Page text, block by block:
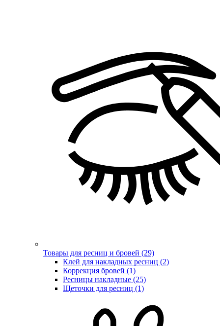
Товары для ресниц и бровей (29)
Клей для накладных ресниц (2)
Коррекция бровей (1)
Ресницы накладные (25)
Щеточки для ресниц (1)